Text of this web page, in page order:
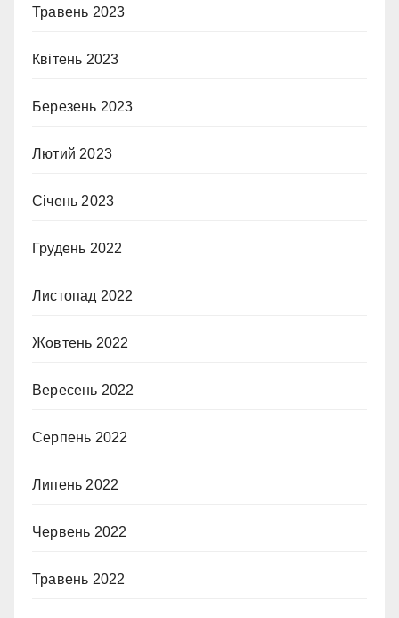
Травень 2023
Квітень 2023
Березень 2023
Лютий 2023
Січень 2023
Грудень 2022
Листопад 2022
Жовтень 2022
Вересень 2022
Серпень 2022
Липень 2022
Червень 2022
Травень 2022